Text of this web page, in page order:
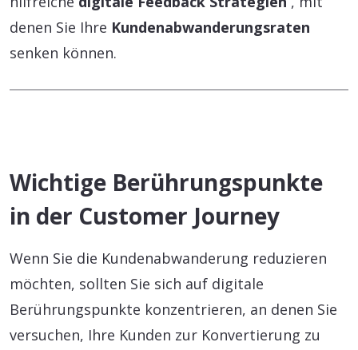
denen Sie Ihre Kundenabwanderungsraten
senken können.
Wichtige Berührungspunkte
in der Customer Journey
Wenn Sie die Kundenabwanderung reduzieren
möchten, sollten Sie sich auf digitale
Berührungspunkte konzentrieren, an denen Sie
versuchen, Ihre Kunden zur Konvertierung zu